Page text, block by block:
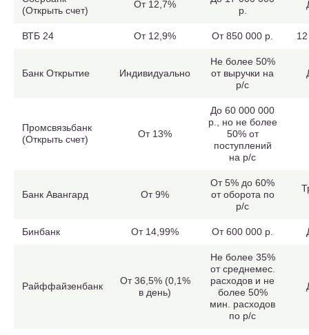
(Открыть счет)
От 12,7%
р.
ВТБ 24 От 12,9% От 850 000 р.
Банк Открытие Индивидуально
Не более 50%
от выручки на
р/с
Промсвязьбанк
(Открыть счет)
От 13%
До 60 000 000
р., но не более
50% от
поступлений
на р/с
Банк Авангард От 9%
От 5% до 60%
от оборота по
р/с
Бинбанк От 14,99% От 600 000 р.
Райффайзенбанк
От 36,5% (0,1%
в день)
Не более 35%
от среднемес.
расходов и не
более 50%
мин. расходов
по р/с